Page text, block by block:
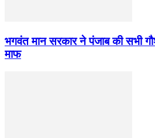
भगवंत मान सरकार ने पंजाब की सभी
माफ